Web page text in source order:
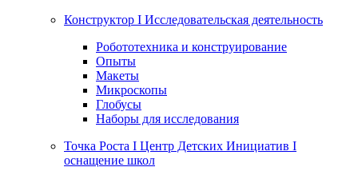
Конструктор I Исследовательская деятельность
Робототехника и конструирование
Опыты
Макеты
Микроскопы
Глобусы
Наборы для исследования
Точка Роста I Центр Детских Инициатив I
оснащение школ